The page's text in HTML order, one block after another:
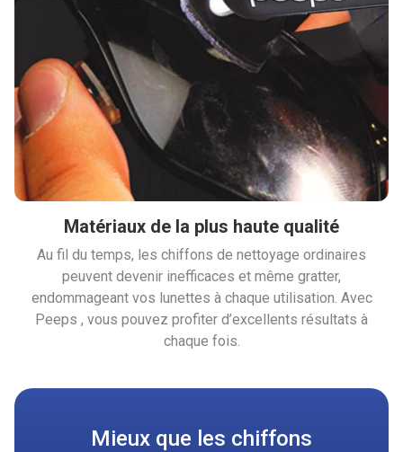
Matériaux de la plus haute qualité
Au fil du temps, les chiffons de nettoyage ordinaires
peuvent devenir inefficaces et même gratter,
endommageant vos lunettes à chaque utilisation. Avec
Peeps , vous pouvez profiter d’excellents résultats à
chaque fois.
Mieux que les chiffons